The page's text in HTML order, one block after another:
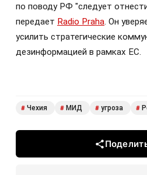
по поводу РФ "следует
передает Radio Praha. Он
усилить стратегические
дезинформацией в рамках ЕС.
# Чехия # МИД # угроза #